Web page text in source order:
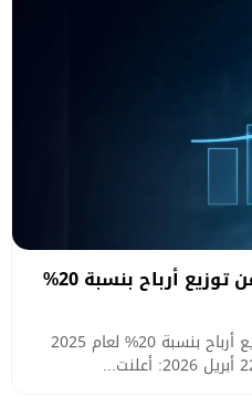
بي اتش ام كابيتال تعلن عن توزيع أرباح بنسبة 20%
بي اتش ام كابيتال تعلن عن توزيع أرباح بنسبة 20% لعام 2025